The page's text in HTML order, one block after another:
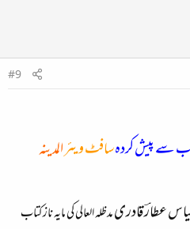
#9
سے پیش کردہسافٹ ویئرالمدینہ
عطارؔ قادریمدظلہ العالی کی مایہ ناز کتاب